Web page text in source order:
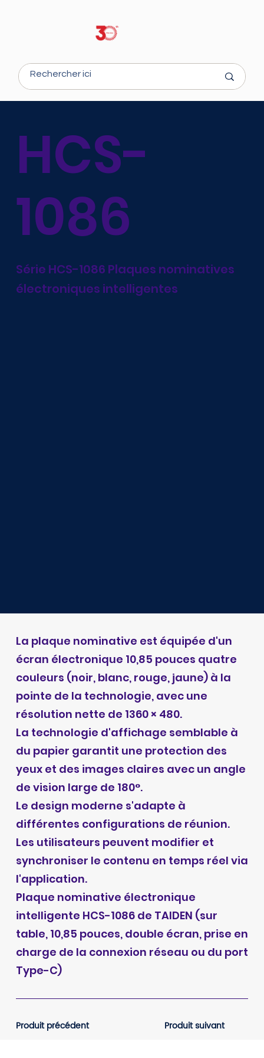
HCS-
1086
Série HCS-1086 Plaques nominatives
électroniques intelligentes
La plaque nominative est équipée d'un
écran électronique 10,85 pouces quatre
couleurs (noir, blanc, rouge, jaune) à la
pointe de la technologie, avec une
résolution nette de 1360 × 480.
La technologie d'affichage semblable à
du papier garantit une protection des
yeux et des images claires avec un angle
de vision large de 180°.
Le design moderne s'adapte à
différentes configurations de réunion.
Les utilisateurs peuvent modifier et
synchroniser le contenu en temps réel via
l'application.
Plaque nominative électronique
intelligente HCS-1086 de TAIDEN (sur
table, 10,85 pouces, double écran, prise en
charge de la connexion réseau ou du port
Type-C)
Produit précédent Produit suivant